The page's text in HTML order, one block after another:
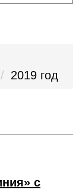
2019 год
с